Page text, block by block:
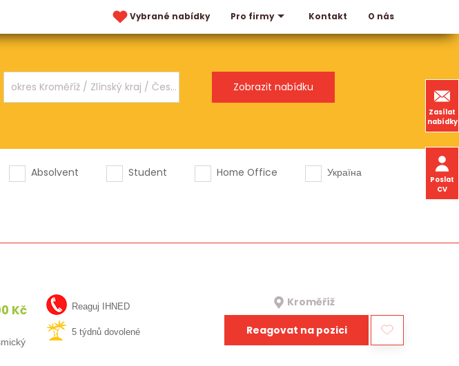
Vybrané nabídky Pro firmy Kontakt O nás
Zasílat
nabídky
Poslat
CV
Absolvent Student Home Office
Україна
Kč Reaguj IHNED
5 týdnů dovolené
Kroměříž
Reagovat na pozici